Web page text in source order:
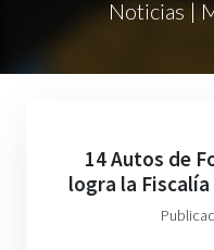
Noticias |
14 Autos de
logra la